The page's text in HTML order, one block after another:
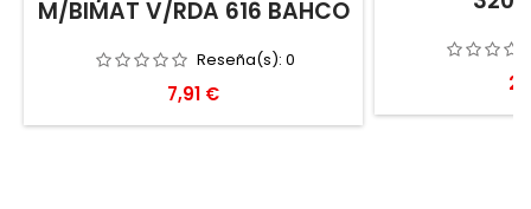
M/BIMAT V/RDA 616 BAHCO
Reseña(s): 0
Precio
7,91 €